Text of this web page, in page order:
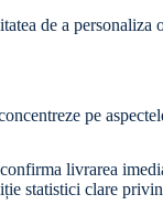
de a
pe
livrarea
statistici clare